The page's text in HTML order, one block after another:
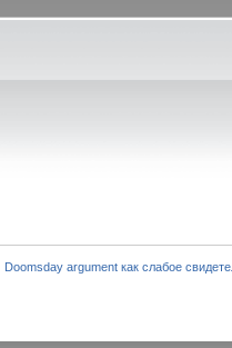
Doomsday argument как слабое